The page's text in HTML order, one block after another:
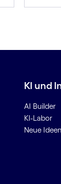
KI und
AI Builder
KI-Labor
Neue